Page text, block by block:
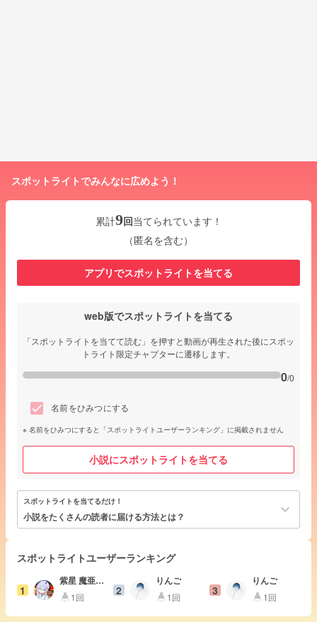
スポットライトでみんなに広めよう！
累計9回当てられています！
（匿名を含む）
アプリでスポットライトを当てる
web版でスポットライトを当てる
「スポットライトを当てて読む」を押すと動画が再生された後にスポッ
トライト限定チャプターに遷移します。
0/0
名前をひみつにする
名前をひみつにすると「スポットライトユーザーランキング」に掲載されません
小説にスポットライトを当てる
スポットライトを当てるだけ！
小説をたくさんの読者に届ける方法とは？ keyboard_arrow_down
スポットライトユーザーランキング
1
紫星 魔亜月
@🐣🌙
highlight 1回 2
りんご
highlight 1回 3
りんご
highlight 1回